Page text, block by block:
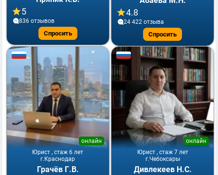
5
836 отзывов
Спросить
4.8
24 422 отзывa
Спросить
Юрист , стаж 6 лет
онлайн
г.Краснодар
Грачёв Г.В.
Юрист , стаж 7 лет
онлайн
г.Чебоксары
Дивлекеев Н.С.